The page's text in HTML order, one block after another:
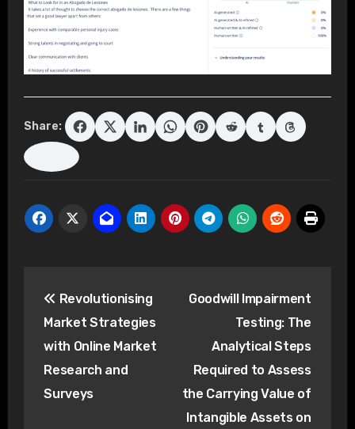
Share:
navigation
Revolutionising
Market Strategies
with Online Market
Research and
Surveys
Goodwill Impairment
Testing: The
Analytical Steps
Required to Assess
the Carrying Value of
Intangible Assets on